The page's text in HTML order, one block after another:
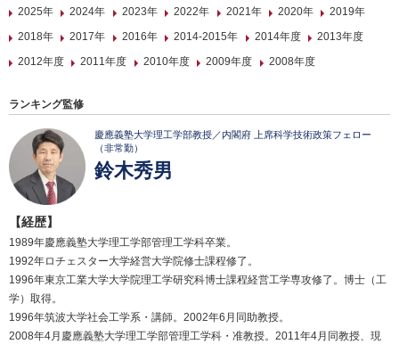
2025年
2024年 2023年 2022年 2021年 2020年
2019年
2018年
2017年 2016年 2014-2015年 2014年度
2013年度
2012年度
2011年度 2010年度 2009年度 2008年度
ランキング監修
慶應義塾大学理工学部教授／内閣府 上席科学技術政策フェロー
（非常勤）
鈴木秀男
【経歴】
1989年慶應義塾大学理工学部管理工学科卒業。
1992年ロチェスター大学経営大学院修士課程修了。
1996年東京工業大学大学院理工学研究科博士課程経営工学専攻修了。博士（工
学）取得。
1996年筑波大学社会工学系・講師。2002年6月同助教授。
2008年4月慶應義塾大学理工学部管理工学科・准教授。2011年4月同教授、現